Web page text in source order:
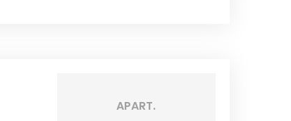
APART.